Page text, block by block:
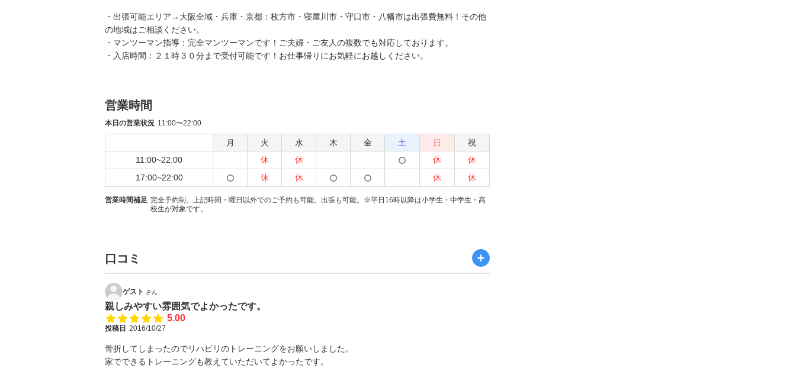
・出張可能エリア→大阪全域・兵庫・京都：枚方市・寝屋川市・守口市・八幡市は出張費無料！その他
の地域はご相談ください。
・マンツーマン指導：完全マンツーマンです！ご夫婦・ご友人の複数でも対応しております。
・入店時間：２１時３０分まで受付可能です！お仕事帰りにお気軽にお越しください。
営業時間
本日の営業状況 11:00〜22:00
月 火 水 木 金 土 日
祝
11:00~22:00
休 休 休
休
17:00~22:00
休 休 休 休
営業時間補足 完全予約制。上記時間・曜日以外でのご予約も可能。出張も可能。※平日16時以降は小学生・中学生・高
校生が対象です。
口コミ
ゲスト さん
親しみやすい雰囲気でよかったです。
5.00
投稿日 2016/10/27
骨折してしまったのでリハビリのトレーニングをお願いしました。
家でできるトレーニングも教えていただいてよかったです。